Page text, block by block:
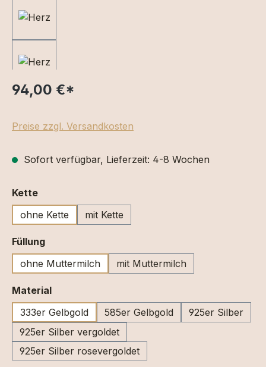
94,00 €*
Preise zzgl. Versandkosten
Sofort verfügbar, Lieferzeit: 4-8 Wochen
Ketteauswählen
ohne Kette
mit Kette
Füllungauswählen
ohne Muttermilch
mit Muttermilch
Materialauswählen
333er Gelbgold
585er Gelbgold
925er Silber
925er Silber vergoldet
925er Silber rosevergoldet